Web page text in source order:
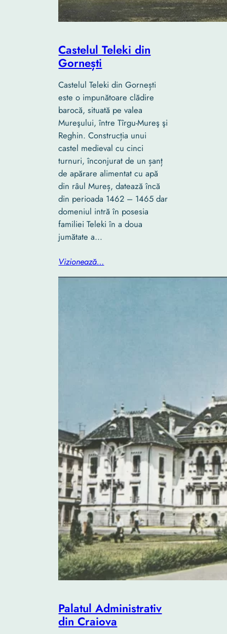
Castelul Teleki din
Gornești
Castelul Teleki din Gornești
este o impunătoare clădire
barocă, situată pe valea
Mureşului, între Tîrgu-Mureş şi
Reghin. Construcția unui
castel medieval cu cinci
turnuri, înconjurat de un șanț
de apărare alimentat cu apă
din râul Mureș, datează încă
din perioada 1462 – 1465 dar
domeniul intră în posesia
familiei Teleki în a doua
jumătate a…
Vizionează…
Palatul Administrativ
din Craiova